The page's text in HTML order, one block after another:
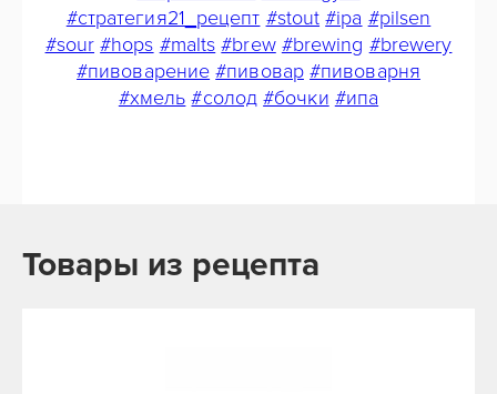
#стратегия21_рецепт #stout #ipa #pilsen
#sour #hops #malts #brew #brewing #brewery
#пивоварение #пивовар #пивоварня
#хмель #солод #бочки #ипа
Товары из рецепта